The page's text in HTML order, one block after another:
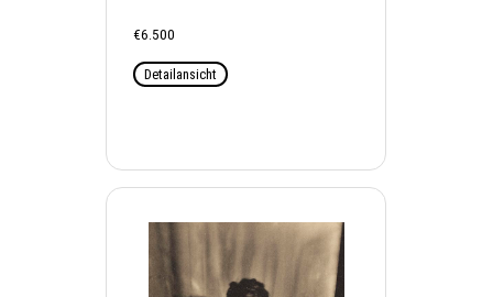
€6.500
Detailansicht